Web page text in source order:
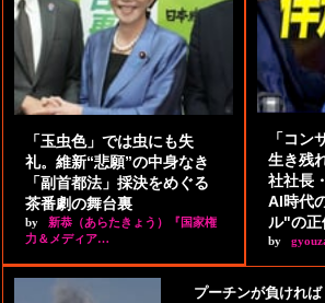
「玉虫色」では虫にも失
礼。維新“悲願”の中身なき
「副首都法」採決をめぐる
茶番劇の舞台裏
by
新恭（あらたきょう）『国家権
力＆メディア…
「コン
生き残
社社長
AI時代
ル"の正
by
プーチンが負けれ